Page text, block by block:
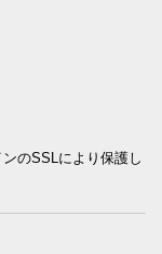
のSSLにより保護し